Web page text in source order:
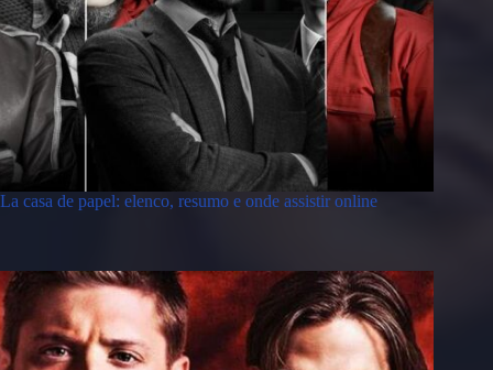
La casa de papel: elenco, resumo e onde assistir online